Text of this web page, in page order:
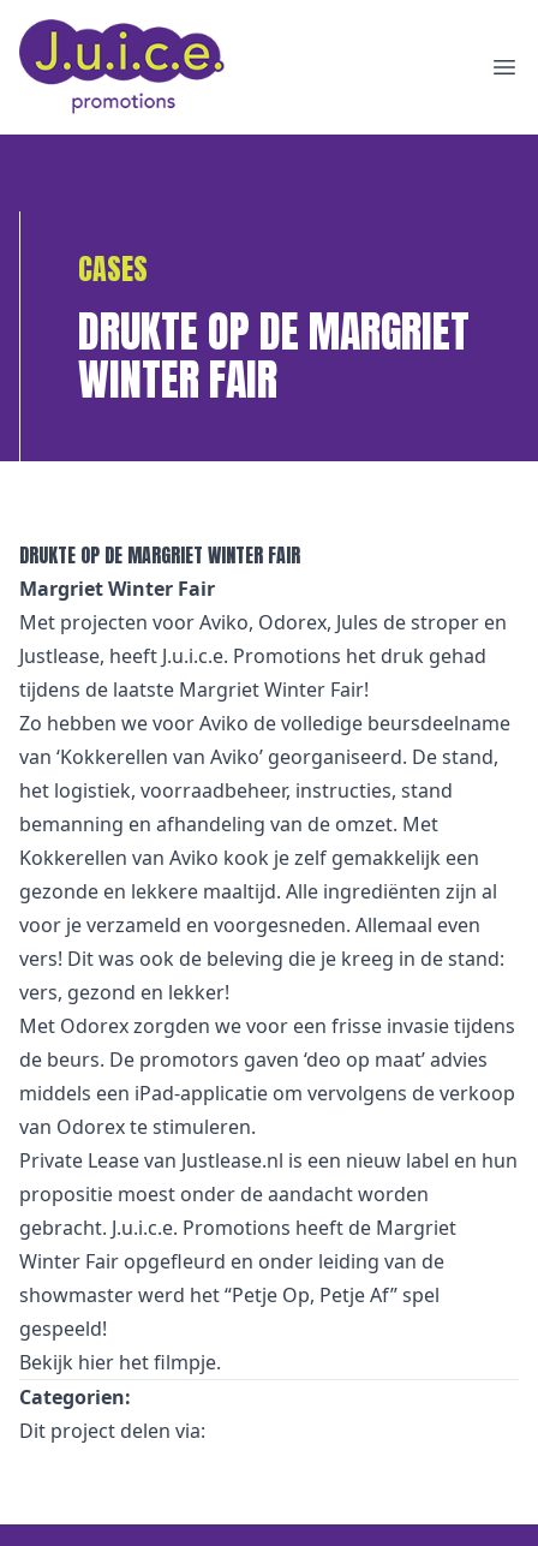
CASES
DRUKTE OP DE MARGRIET
WINTER FAIR
DRUKTE OP DE MARGRIET WINTER FAIR
Margriet Winter Fair
Met projecten voor Aviko, Odorex, Jules de stroper en
Justlease, heeft J.u.i.c.e. Promotions het druk gehad
tijdens de laatste Margriet Winter Fair!
Zo hebben we voor Aviko de volledige beursdeelname
van ‘Kokkerellen van Aviko’ georganiseerd. De stand,
het logistiek, voorraadbeheer, instructies, stand
bemanning en afhandeling van de omzet. Met
Kokkerellen van Aviko kook je zelf gemakkelijk een
gezonde en lekkere maaltijd. Alle ingrediënten zijn al
voor je verzameld en voorgesneden. Allemaal even
vers! Dit was ook de beleving die je kreeg in de stand:
vers, gezond en lekker!
Met Odorex zorgden we voor een frisse invasie tijdens
de beurs. De promotors gaven ‘deo op maat’ advies
middels een iPad-applicatie om vervolgens de verkoop
van Odorex te stimuleren.
Private Lease van Justlease.nl is een nieuw label en hun
propositie moest onder de aandacht worden
gebracht. J.u.i.c.e. Promotions heeft de Margriet
Winter Fair opgefleurd en onder leiding van de
showmaster werd het “Petje Op, Petje Af” spel
gespeeld!
Bekijk hier het filmpje.
Categorien:
Dit project delen via: